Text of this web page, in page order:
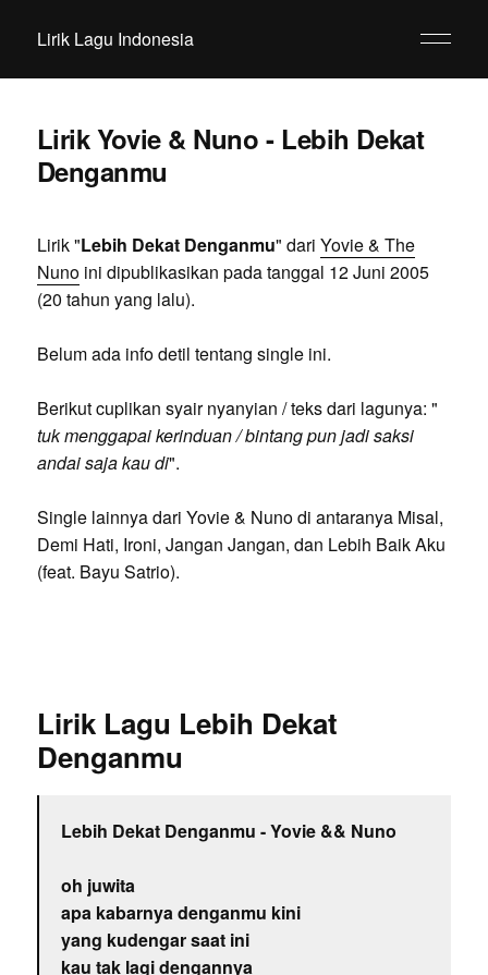
Lirik Lagu Indonesia
Lirik Yovie & Nuno - Lebih Dekat
Denganmu
Lirik "Lebih Dekat Denganmu" dari Yovie & The
Nunoini dipublikasikan pada tanggal 12 Juni 2005
(20 tahun yang lalu).
Belum ada info detil tentang single ini.
Berikut cuplikan syair nyanyian / teks dari lagunya: "
tuk menggapai kerinduan / bintang pun jadi saksi
andai saja kau di".
Single lainnya dari Yovie & Nuno di antaranya Misal,
Demi Hati, Ironi, Jangan Jangan, dan Lebih Baik Aku
(feat. Bayu Satrio).
Lirik Lagu Lebih Dekat
Denganmu
Lebih Dekat Denganmu - Yovie && Nuno
oh juwita
apa kabarnya denganmu kini
yang kudengar saat ini
kau tak lagi dengannya